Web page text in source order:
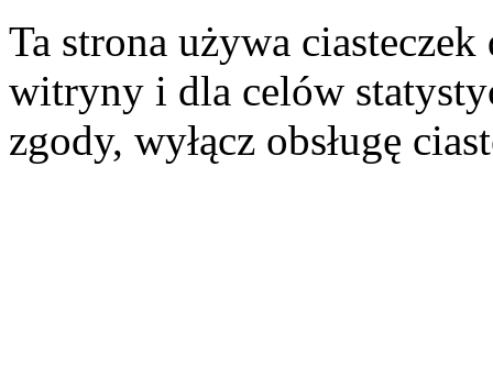
Ta strona używa
witryny i dla celów
zgody, wyłącz obsługę